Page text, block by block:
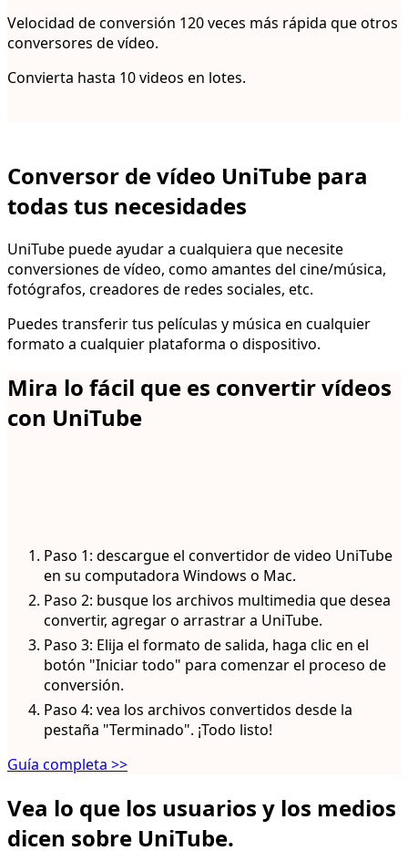
Velocidad de conversión 120 veces más rápida que otros
conversores de vídeo.
Convierta hasta 10 videos en lotes.
Conversor de vídeo UniTube para
todas tus necesidades
UniTube puede ayudar a cualquiera que necesite
conversiones de vídeo, como amantes del cine/música,
fotógrafos, creadores de redes sociales, etc.
Puedes transferir tus películas y música en cualquier
formato a cualquier plataforma o dispositivo.
Mira lo fácil que es convertir vídeos
con UniTube
Paso 1: descargue el convertidor de video UniTube
en su computadora Windows o Mac.
Paso 2: busque los archivos multimedia que desea
convertir, agregar o arrastrar a UniTube.
Paso 3: Elija el formato de salida, haga clic en el
botón "Iniciar todo" para comenzar el proceso de
conversión.
Paso 4: vea los archivos convertidos desde la
pestaña "Terminado". ¡Todo listo!
Guía completa >>
Vea lo que los usuarios y los medios
dicen sobre UniTube.